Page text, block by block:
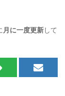
月に一度更新して
メ